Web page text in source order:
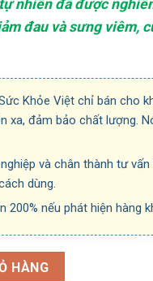
nhiên đã được
đau và sưng viêm,
Khỏe Việt chỉ bán cho
xa, đảm bảo chất lượng.
và chân thành tư
dùng.
200% nếu phát hiện hàng
HÀNG